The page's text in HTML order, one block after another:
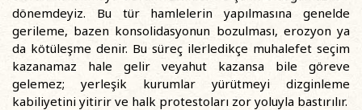
dönemdeyiz. Bu tür hamlelerin yapılmasına genelde
gerileme, bazen konsolidasyonun bozulması, erozyon ya
da kötüleşme denir. Bu süreç ilerledikçe muhalefet seçim
kazanamaz hale gelir veyahut kazansa bile göreve
gelemez; yerleşik kurumlar yürütmeyi dizginleme
kabiliyetini yitirir ve halk protestoları zor yoluyla bastırılır.